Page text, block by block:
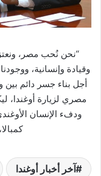
“نحن نُحب مصر،
وقيادة وإنسانية،
أجل بناء جسر دائم
مصري لزيارة أوغندا،
ودفء الإنسان
آخر أخبار أوغندا